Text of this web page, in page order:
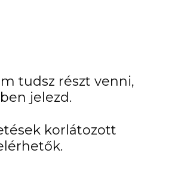
tudsz részt venni,
jelezd.
korlátozott